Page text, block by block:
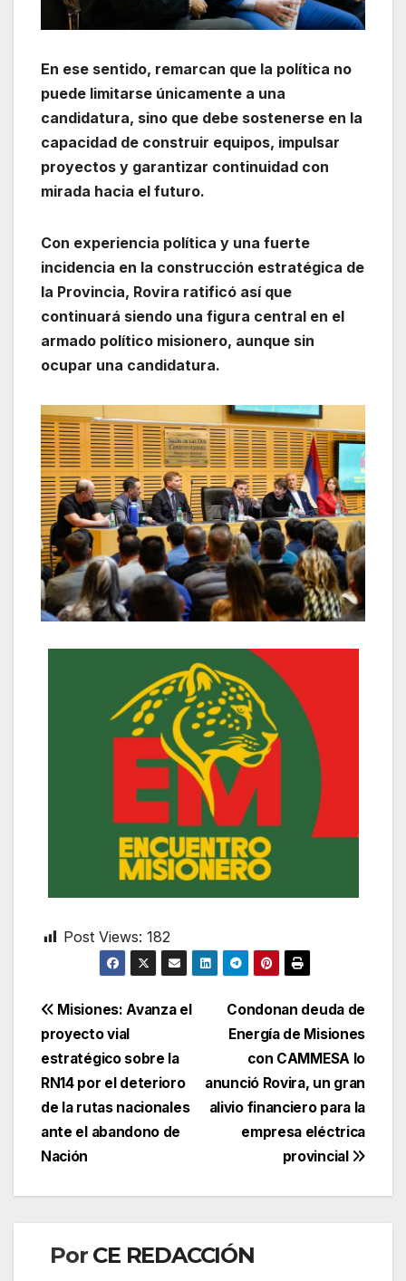
En ese sentido, remarcan que la política no
puede limitarse únicamente a una
candidatura, sino que debe sostenerse en la
capacidad de construir equipos, impulsar
proyectos y garantizar continuidad con
mirada hacia el futuro.
Con experiencia política y una fuerte
incidencia en la construcción estratégica de
la Provincia, Rovira ratificó así que
continuará siendo una figura central en el
armado político misionero, aunque sin
ocupar una candidatura.
Post Views: 182
Navegación
de
entradas
Condonan deuda de
Energía de Misiones
con CAMMESA lo
anunció Rovira, un gran
alivio financiero para la
empresa eléctrica
provincial
Misiones: Avanza el
proyecto vial
estratégico sobre la
RN14 por el deterioro
de la rutas nacionales
ante el abandono de
Nación
Por CE REDACCIÓN